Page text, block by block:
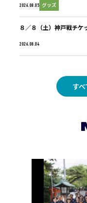
2026.08.05 グッズ
2026.08.04
８／８（土）神戸戦チケ
す